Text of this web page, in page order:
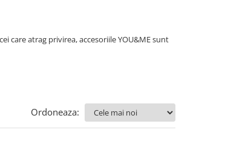
care atrag privirea, accesoriile YOU&ME sunt
Ordoneaza: